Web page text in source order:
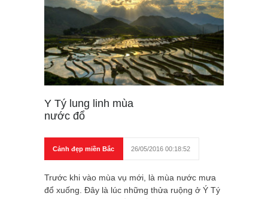
Y Tý lung linh mùa
nước đổ
Cảnh đẹp miền Bắc 26/05/2016 00:18:52
Trước khi vào mùa vụ mới, là mùa nước mưa
đổ xuống. Đây là lúc những thửa ruộng ở Ý Tý